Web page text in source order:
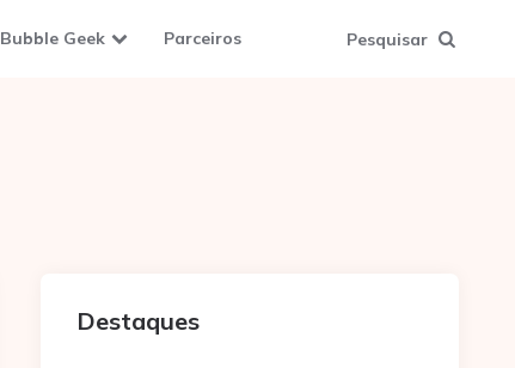
Bubble Geek Parceiros Pesquisar
Destaques